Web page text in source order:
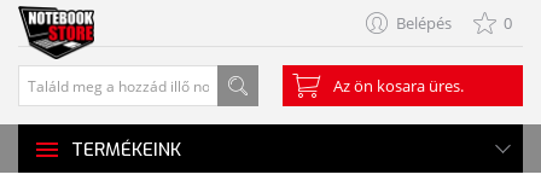
Belépés 0
Az ön kosara üres.
TERMÉKEINK